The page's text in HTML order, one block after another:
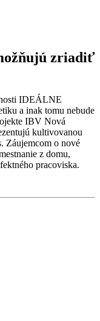
zriadiť
IDEÁLNE
a inak tomu nebude
IBV Nová
kultivovanou
Záujemcom o nové
z domu,
pracoviska.